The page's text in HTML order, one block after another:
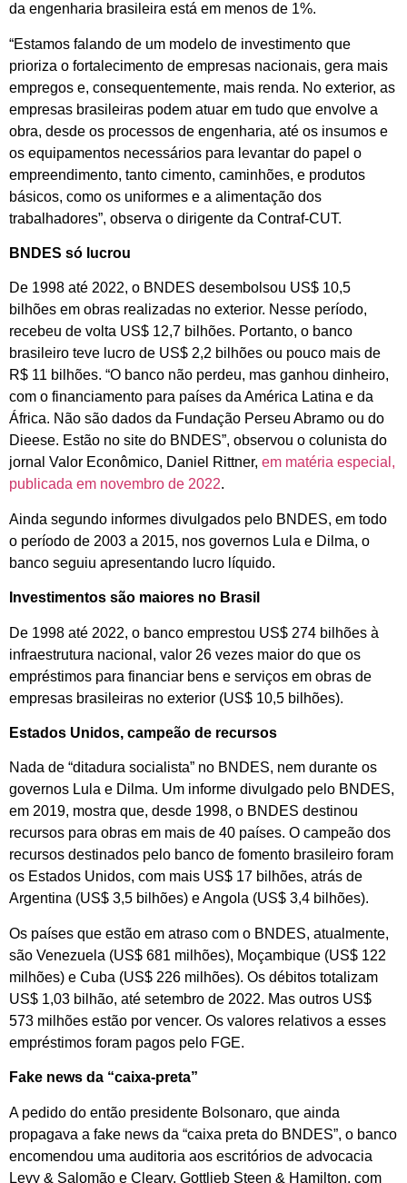
da engenharia brasileira está em menos de 1%.
“Estamos falando de um modelo de investimento que
prioriza o fortalecimento de empresas nacionais, gera mais
empregos e, consequentemente, mais renda. No exterior, as
empresas brasileiras podem atuar em tudo que envolve a
obra, desde os processos de engenharia, até os insumos e
os equipamentos necessários para levantar do papel o
empreendimento, tanto cimento, caminhões, e produtos
básicos, como os uniformes e a alimentação dos
trabalhadores”, observa o dirigente da Contraf-CUT.
BNDES só lucrou
De 1998 até 2022, o BNDES desembolsou US$ 10,5
bilhões em obras realizadas no exterior. Nesse período,
recebeu de volta US$ 12,7 bilhões. Portanto, o banco
brasileiro teve lucro de US$ 2,2 bilhões ou pouco mais de
R$ 11 bilhões. “O banco não perdeu, mas ganhou dinheiro,
com o financiamento para países da América Latina e da
África. Não são dados da Fundação Perseu Abramo ou do
Dieese. Estão no site do BNDES”, observou o colunista do
jornal Valor Econômico, Daniel Rittner, em matéria especial,
publicada em novembro de 2022.
Ainda segundo informes divulgados pelo BNDES, em todo
o período de 2003 a 2015, nos governos Lula e Dilma, o
banco seguiu apresentando lucro líquido.
Investimentos são maiores no Brasil
De 1998 até 2022, o banco emprestou US$ 274 bilhões à
infraestrutura nacional, valor 26 vezes maior do que os
empréstimos para financiar bens e serviços em obras de
empresas brasileiras no exterior (US$ 10,5 bilhões).
Estados Unidos, campeão de recursos
Nada de “ditadura socialista” no BNDES, nem durante os
governos Lula e Dilma. Um informe divulgado pelo BNDES,
em 2019, mostra que, desde 1998, o BNDES destinou
recursos para obras em mais de 40 países. O campeão dos
recursos destinados pelo banco de fomento brasileiro foram
os Estados Unidos, com mais US$ 17 bilhões, atrás de
Argentina (US$ 3,5 bilhões) e Angola (US$ 3,4 bilhões).
Os países que estão em atraso com o BNDES, atualmente,
são Venezuela (US$ 681 milhões), Moçambique (US$ 122
milhões) e Cuba (US$ 226 milhões). Os débitos totalizam
US$ 1,03 bilhão, até setembro de 2022. Mas outros US$
573 milhões estão por vencer. Os valores relativos a esses
empréstimos foram pagos pelo FGE.
Fake news da “caixa-preta”
A pedido do então presidente Bolsonaro, que ainda
propagava a fake news da “caixa preta do BNDES”, o banco
encomendou uma auditoria aos escritórios de advocacia
Levy & Salomão e Cleary, Gottlieb Steen & Hamilton, com